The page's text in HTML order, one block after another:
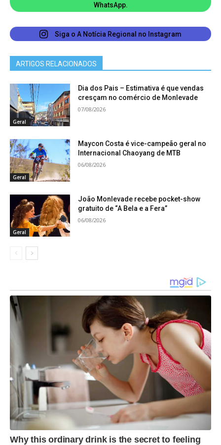
WhatsApp.
Siga o A Notícia Regional no Instagram
ARTIGOS RELACIONADOS
Geral
Dia dos Pais – Estimativa é que vendas
cresçam no comércio de Monlevade
07/08/2026
Geral
Maycon Costa é vice-campeão geral no
Internacional Chaoyang de MTB
06/08/2026
Geral
João Monlevade recebe pocket-show
gratuito de “A Bela e a Fera”
06/08/2026
Why this ordinary drink is the secret to feeling